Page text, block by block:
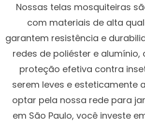
Nossas telas mosquiteiras
com materiais de alta
garantem resistência e
redes de poliéster e alumínio,
proteção efetiva contra
serem leves e esteticamente
optar pela nossa rede para
em São Paulo, você investe